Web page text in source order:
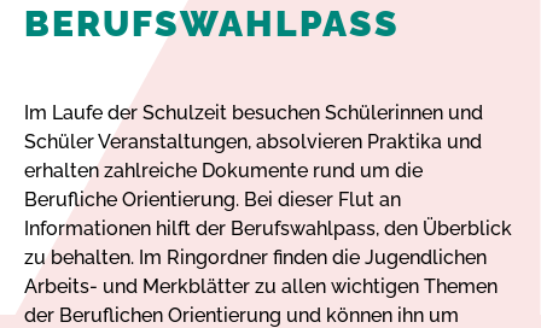
BERUFSWAHLPASS
Im Laufe der Schulzeit besuchen Schülerinnen und
Schüler Veranstaltungen, absolvieren Praktika und
erhalten zahlreiche Dokumente rund um die
Berufliche Orientierung. Bei dieser Flut an
Informationen hilft der Berufswahlpass, den Überblick
zu behalten. Im Ringordner finden die Jugendlichen
Arbeits- und Merkblätter zu allen wichtigen Themen
der Beruflichen Orientierung und können ihn um